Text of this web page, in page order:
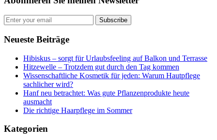
Subscribe
Neueste Beiträge
Hibiskus – sorgt für Urlaubsfeeling auf Balkon und Terrasse
Hitzewelle – Trotzdem gut durch den Tag kommen
Wissenschaftliche Kosmetik für jeden: Warum Hautpflege
sachlicher wird?
Hanf neu betrachtet: Was gute Pflanzenprodukte heute
ausmacht
Die richtige Haarpflege im Sommer
Kategorien